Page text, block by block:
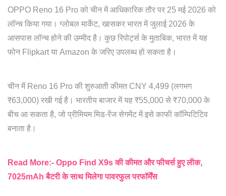
OPPO Reno 16 Pro को चीन में आधिकारिक तौर पर 25 मई 2026 को
लॉन्च किया गया। ग्लोबल मार्केट, खासकर भारत में जुलाई 2026 के
आसपास लॉन्च होने की उम्मीद है। कुछ रिपोर्ट्स के मुताबिक, भारत में यह
फोन Flipkart या Amazon के जरिए उपलब्ध हो सकता है।
चीन में Reno 16 Pro की शुरुआती कीमत CNY 4,499 (लगभग
₹63,000) रखी गई है। भारतीय बाजार में यह ₹55,000 से ₹70,000 के
बीच आ सकता है, जो प्रीमियम मिड-रेंज सेगमेंट में इसे काफी कॉम्पिटिटिव
बनाता है।
Read More:- Oppo Find X9s की कीमत और फीचर्स हुए लीक,
7025mAh बैटरी के साथ मिलेगा पावरफुल परफॉर्मेंस